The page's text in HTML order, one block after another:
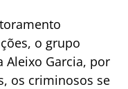
o grupo
Aleixo Garcia, por
os criminosos se